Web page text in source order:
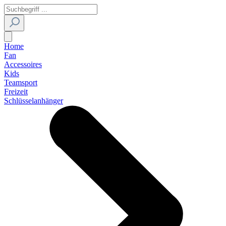
Home
Fan
Accessoires
Kids
Teamsport
Freizeit
Schlüsselanhänger